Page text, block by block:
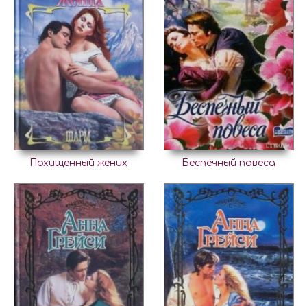
Похищенный жених Беспечный повеса